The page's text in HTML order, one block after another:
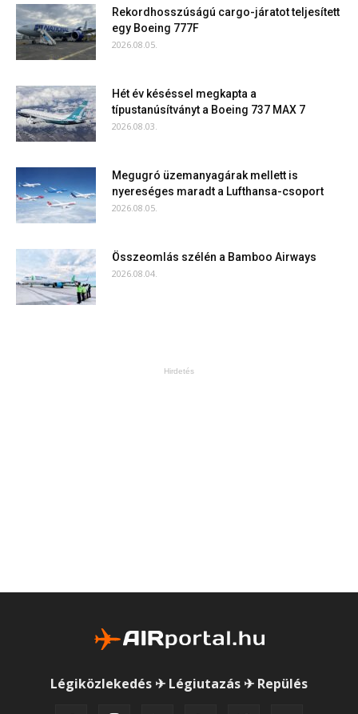
Rekordhosszúságú cargo-járatot teljesített
egy Boeing 777F
2026.08.05.
Hét év késéssel megkapta a
típustanúsítványt a Boeing 737 MAX 7
2026.08.03.
Megugró üzemanyagárak mellett is
nyereséges maradt a Lufthansa-csoport
2026.08.05.
Összeomlás szélén a Bamboo Airways
2026.08.04.
Hirdetés
Légiközlekedés ✈ Légiutazás ✈ Repülés